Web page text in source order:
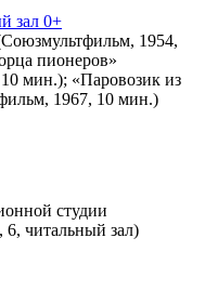
зал 0+
1954,
пионеров»
мин.); «Паровозик из
1967, 10 мин.)
студии
читальный зал)